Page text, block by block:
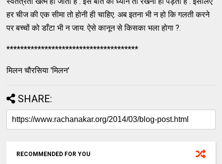
हर चीज की एक सीमा तो होनी ही चाहिए. अब इतना भी न हो कि गलती करने
पर बच्चों को डाँटा भी न जाय. ऐसे कानून से किसका भला होगा ?.
**************************************
मिलन चौरसिया 'मिलन'
SHARE:
RECOMMENDED FOR YOU